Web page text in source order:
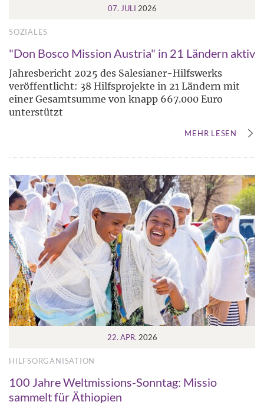
07. JULI 2026
SOZIALES
"Don Bosco Mission Austria" in 21 Ländern aktiv
Jahresbericht 2025 des Salesianer-Hilfswerks
veröffentlicht: 38 Hilfsprojekte in 21 Ländern mit
einer Gesamtsumme von knapp 667.000 Euro
unterstützt
MEHR LESEN
22. APR. 2026
HILFSORGANISATION
100 Jahre Weltmissions-Sonntag: Missio
sammelt für Äthiopien